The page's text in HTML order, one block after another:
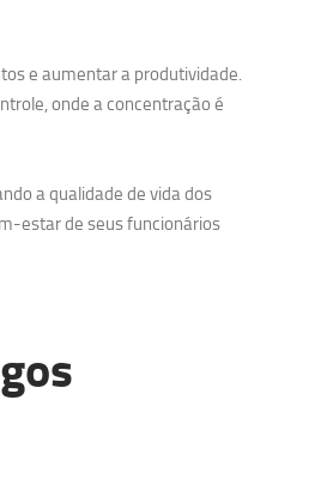
e aumentar a produtividade.
onde a concentração é
a qualidade de vida dos
estar de seus funcionários